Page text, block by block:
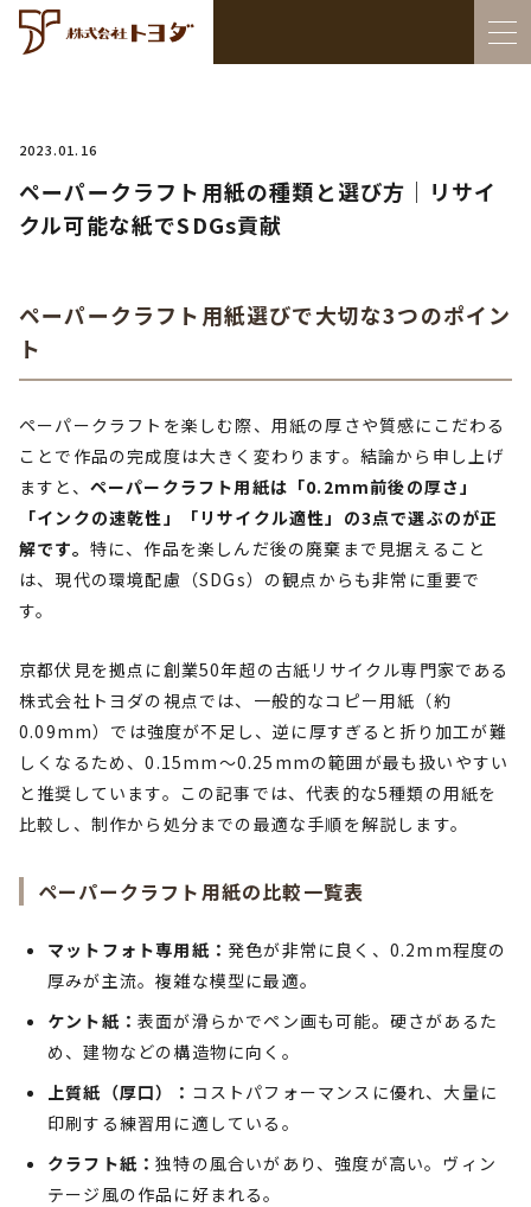
2023.01.16
ペーパークラフト用紙の種類と選び方｜リサイ
クル可能な紙でSDGs貢献
ペーパークラフト用紙選びで大切な3つのポイン
ト
ペーパークラフトを楽しむ際、用紙の厚さや質感にこだわる
ことで作品の完成度は大きく変わります。結論から申し上げ
ますと、 ペーパークラフト用紙は「0.2mm前後の厚さ」
「インクの速乾性」「リサイクル適性」の3点で選ぶのが正
解です。 特に、作品を楽しんだ後の廃棄まで見据えること
は、現代の環境配慮（SDGs）の観点からも非常に重要で
す。
京都伏見を拠点に創業50年超の古紙リサイクル専門家である
株式会社トヨダの視点では、一般的なコピー用紙（約
0.09mm）では強度が不足し、逆に厚すぎると折り加工が難
しくなるため、0.15mm〜0.25mmの範囲が最も扱いやすい
と推奨しています。この記事では、代表的な5種類の用紙を
比較し、制作から処分までの最適な手順を解説します。
ペーパークラフト用紙の比較一覧表
マットフォト専用紙： 発色が非常に良く、0.2mm程度の
厚みが主流。複雑な模型に最適。
ケント紙： 表面が滑らかでペン画も可能。硬さがあるた
め、建物などの構造物に向く。
上質紙（厚口）： コストパフォーマンスに優れ、大量に
印刷する練習用に適している。
クラフト紙：独特の風合いがあり、強度が高い。ヴィン
テージ風の作品に好まれる。